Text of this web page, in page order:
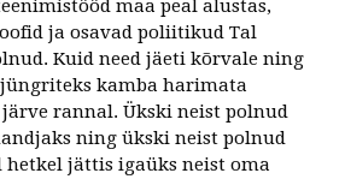
maa peal alustas,
ja osavad poliitikud Tal
Kuid need jäeti kõrvale ning
kamba harimata
rannal. Ükski neist polnud
ning ükski neist polnud
hetkel jättis igaüks neist oma